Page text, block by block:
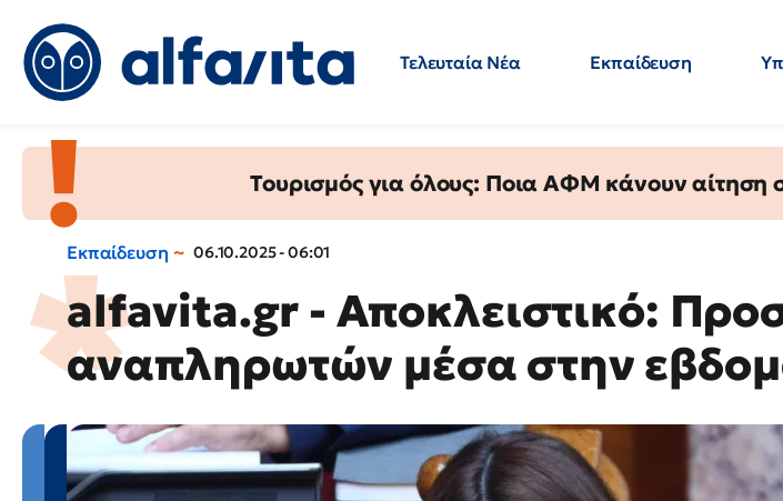
Τελευταία Νέα Εκπαίδευση
Τουρισμός για όλους: Ποια ΑΦΜ κάνουν
Εκπαίδευση 06.10.2025 - 06:01
alfavita.gr - Αποκλειστικό:
αναπληρωτών μέσα στην